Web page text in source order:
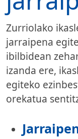
Zurriolako
jarraipena
ibilbidean
izanda ere,
egiteko
orekatua